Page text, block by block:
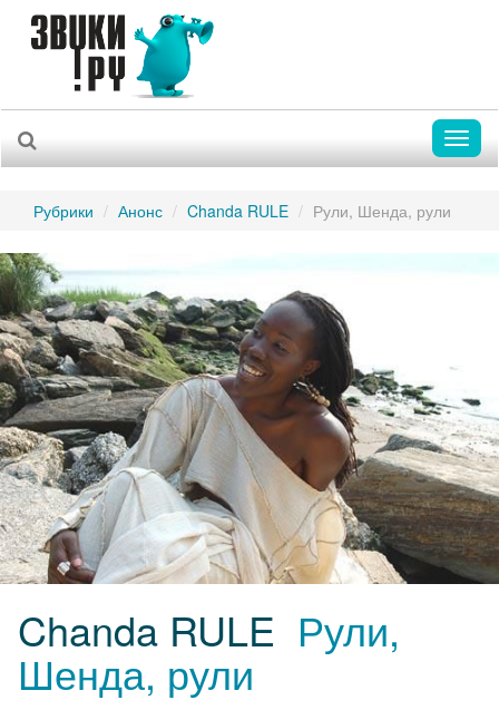
Рубрики Анонс Chanda RULE Рули, Шенда, рули
Chanda RULE Рули,
Шенда, рули